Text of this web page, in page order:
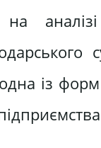
на
із